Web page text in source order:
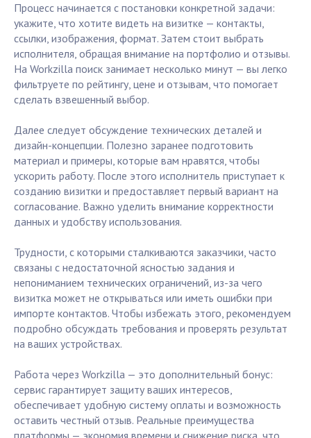
Процесс начинается с постановки конкретной задачи:
укажите, что хотите видеть на визитке — контакты,
ссылки, изображения, формат. Затем стоит выбрать
исполнителя, обращая внимание на портфолио и отзывы.
На Workzilla поиск занимает несколько минут — вы легко
фильтруете по рейтингу, цене и отзывам, что помогает
сделать взвешенный выбор.
Далее следует обсуждение технических деталей и
дизайн-концепции. Полезно заранее подготовить
материал и примеры, которые вам нравятся, чтобы
ускорить работу. После этого исполнитель приступает к
созданию визитки и предоставляет первый вариант на
согласование. Важно уделить внимание корректности
данных и удобству использования.
Трудности, с которыми сталкиваются заказчики, часто
связаны с недостаточной ясностью задания и
непониманием технических ограничений, из-за чего
визитка может не открываться или иметь ошибки при
импорте контактов. Чтобы избежать этого, рекомендуем
подробно обсуждать требования и проверять результат
на ваших устройствах.
Работа через Workzilla — это дополнительный бонус:
сервис гарантирует защиту ваших интересов,
обеспечивает удобную систему оплаты и возможность
оставить честный отзыв. Реальные преимущества